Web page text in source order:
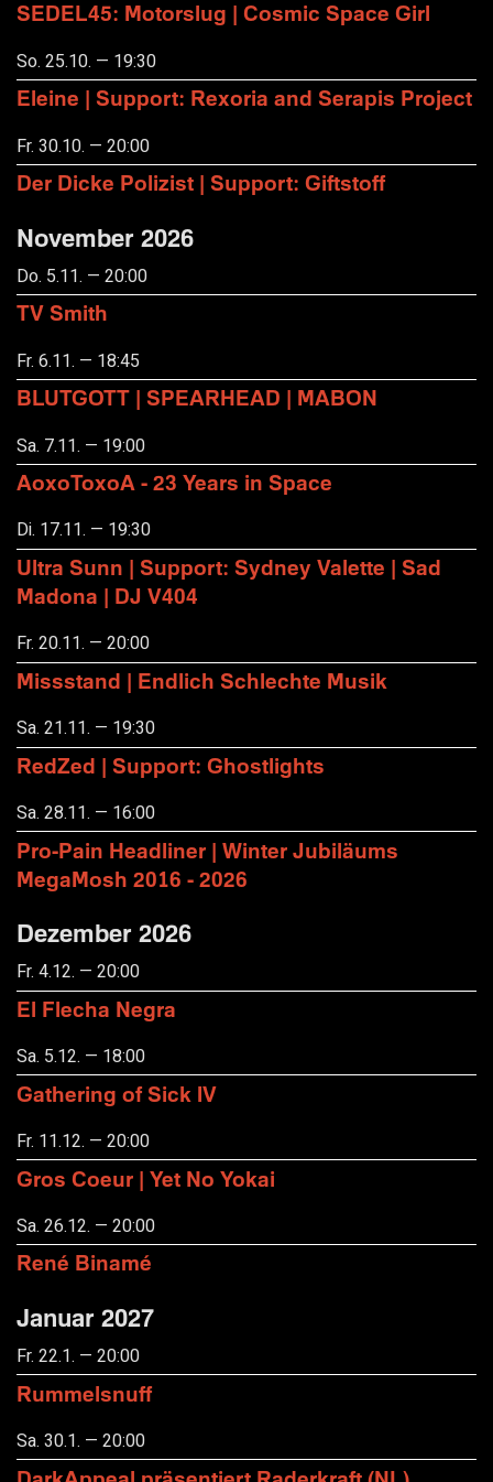
SEDEL45: Motorslug | Cosmic Space Girl
So. 25.10. — 19:30
Eleine | Support: Rexoria and Serapis Project
Fr. 30.10. — 20:00
Der Dicke Polizist | Support: Giftstoff
November 2026
Do. 5.11. — 20:00
TV Smith
Fr. 6.11. — 18:45
BLUTGOTT | SPEARHEAD | MABON
Sa. 7.11. — 19:00
AoxoToxoA - 23 Years in Space
Di. 17.11. — 19:30
Ultra Sunn | Support: Sydney Valette | Sad
Madona | DJ V404
Fr. 20.11. — 20:00
Missstand | Endlich Schlechte Musik
Sa. 21.11. — 19:30
RedZed | Support: Ghostlights
Sa. 28.11. — 16:00
Pro-Pain Headliner | Winter Jubiläums
MegaMosh 2016 - 2026
Dezember 2026
Fr. 4.12. — 20:00
El Flecha Negra
Sa. 5.12. — 18:00
Gathering of Sick IV
Fr. 11.12. — 20:00
Gros Coeur | Yet No Yokai
Sa. 26.12. — 20:00
René Binamé
Januar 2027
Fr. 22.1. — 20:00
Rummelsnuff
Sa. 30.1. — 20:00